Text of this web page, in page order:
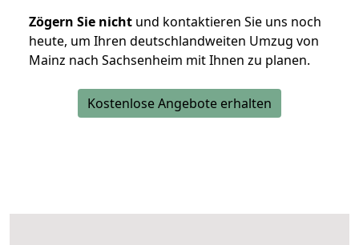
Zögern Sie nicht und kontaktieren Sie uns noch
heute, um Ihren deutschlandweiten Umzug von
Mainz nach Sachsenheim mit Ihnen zu planen.
Kostenlose Angebote erhalten